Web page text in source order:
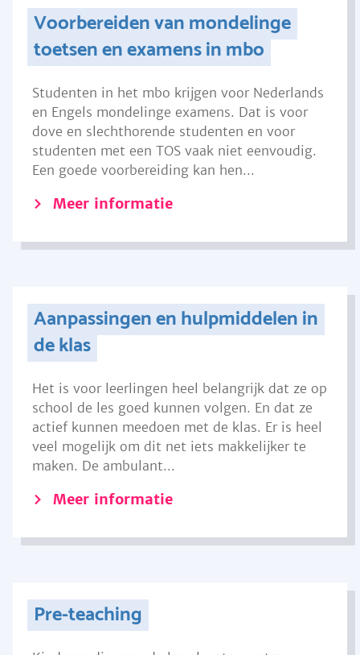
Voorbereiden van mondelinge
toetsen en examens in mbo
Studenten in het mbo krijgen voor Nederlands
en Engels mondelinge examens. Dat is voor
dove en slechthorende studenten en voor
studenten met een TOS vaak niet eenvoudig.
Een goede voorbereiding kan hen...
Meer informatie
Aanpassingen en hulpmiddelen in
de klas
Het is voor leerlingen heel belangrijk dat ze op
school de les goed kunnen volgen. En dat ze
actief kunnen meedoen met de klas. Er is heel
veel mogelijk om dit net iets makkelijker te
maken. De ambulant...
Meer informatie
Pre-teaching